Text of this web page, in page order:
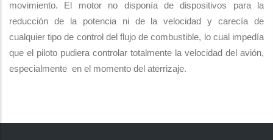
movimiento. El motor no disponía de dispositivos para la
reducción de la potencia ni de la velocidad y carecía de
cualquier tipo de control del flujo de combustible, lo cual impedía
que el piloto pudiera controlar totalmente la velocidad del avión,
especialmente en el momento del aterrizaje.